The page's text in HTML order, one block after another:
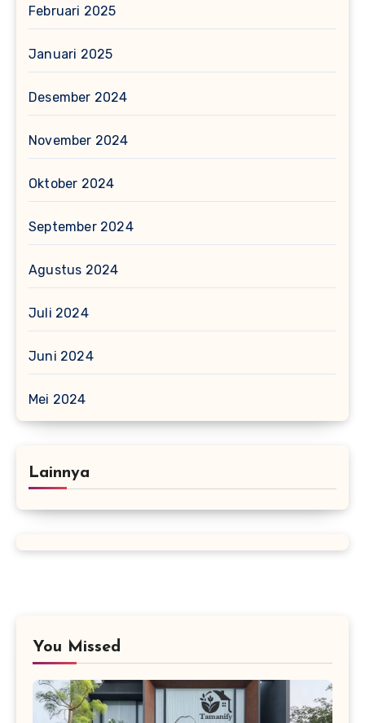
Februari 2025
Januari 2025
Desember 2024
November 2024
Oktober 2024
September 2024
Agustus 2024
Juli 2024
Juni 2024
Mei 2024
Lainnya
You Missed